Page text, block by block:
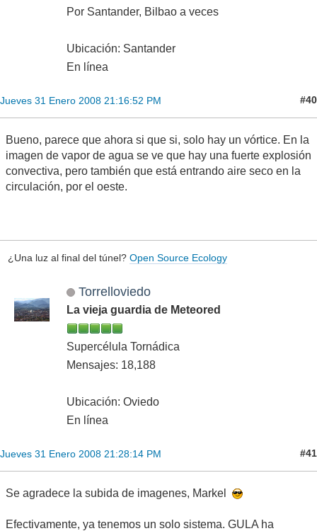
Por Santander, Bilbao a veces
Ubicación: Santander
En línea
Jueves 31 Enero 2008 21:16:52 PM #40
Bueno, parece que ahora si que si, solo hay un vórtice. En la
imagen de vapor de agua se ve que hay una fuerte explosión
convectiva, pero también que está entrando aire seco en la
circulación, por el oeste.
¿Una luz al final del túnel? Open Source Ecology
Torrelloviedo
La vieja guardia de Meteored
Supercélula Tornádica
Mensajes: 18,188
Ubicación: Oviedo
En línea
Jueves 31 Enero 2008 21:28:14 PM #41
Se agradece la subida de imagenes, Markel
Efectivamente, ya tenemos un solo sistema. GULA ha